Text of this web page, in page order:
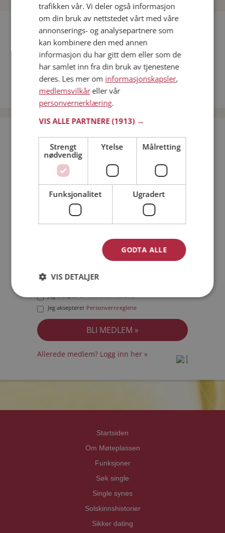
Fler single
Flere singlekvinner fra Asker :Tnj,Verostein ,Toril
Menn fra Asker
Date kvinner i Norge
Date menn i Norge
Bli medlem gratis!
Jeg er en: Mann Kvinne
Min alder:
Jeg akseptererMedlemsvilkårene
Jeg aksepterer Personvernreglene
Allerede medlem? Logg inn her »
Startsiden
Om Møteplassen
Funksjoner
Søk single
Single synes
Solskinnshistorier
Sikker dating
trafikken vår. Vi deler også informasjon
om din bruk av nettstedet vårt med våre
annonserings- og analysepartnere som
kan kombinere den med annen
informasjon du har gitt dem eller som de
har samlet inn fra din bruk av tjenestene
deres. Les mer om informasjonskapsler,
medlemsvilkåreller vår
personvernerklæring.
VIS ALLE PARTNERE(1913) →
Strengt
nødvendig
Ytelse Målretting
Funksjonalitet Ugradert
GODTA ALLE
VIS DETALJER